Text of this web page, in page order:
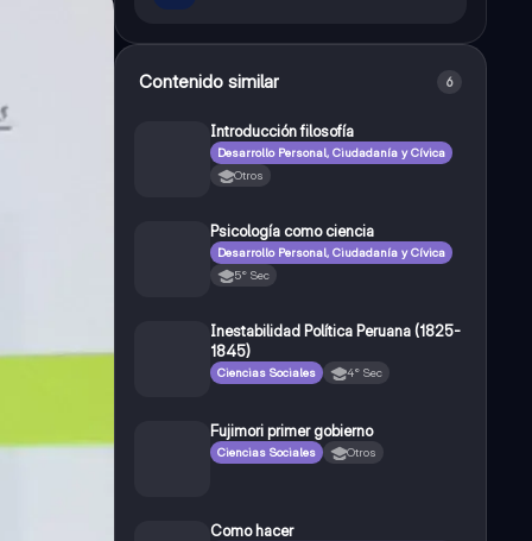
Contenido similar 6
Introducción filosofía
Desarrollo Personal, Ciudadanía y Cívica
Otros
Psicología como ciencia
Desarrollo Personal, Ciudadanía y Cívica
5° Sec
Inestabilidad Política Peruana (1825-
1845)
Ciencias Sociales 4° Sec
Fujimori primer gobierno
Ciencias Sociales Otros
Como hacer